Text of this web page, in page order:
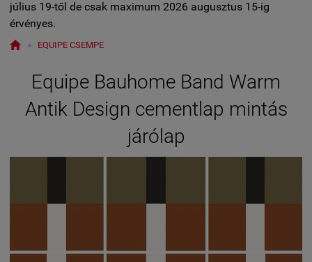
július 19-től de csak maximum 2026 augusztus 15-ig
érvényes.
 » EQUIPE CSEMPE
Equipe Bauhome Band Warm
Antik Design cementlap mintás
járólap